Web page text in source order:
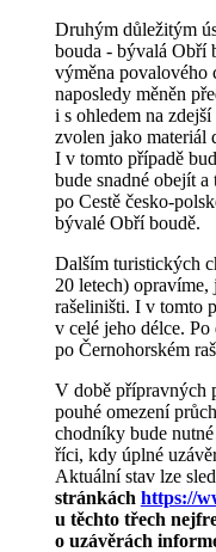
Druhým důležitým
bouda - bývalá Obří
výměna povalového
naposledy měněn
i s ohledem na
zvolen jako materiál
I v tomto případě
bude snadné obejít a
po Cestě česko-
bývalé Obří boudě.
Dalším turistických
20 letech)
rašeliništi. I v tomto
v celé jeho délce.
po Černohorském
V době přípravných
pouhé omezení
chodníky bude
říci, kdy úplné
Aktuální stav lze
stránkách https://
u těchto třech
o uzávěrách